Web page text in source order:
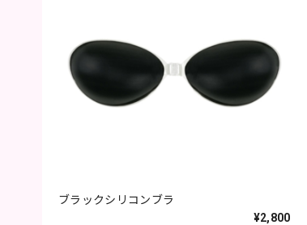
ブラックシリコンブラ
¥2,800